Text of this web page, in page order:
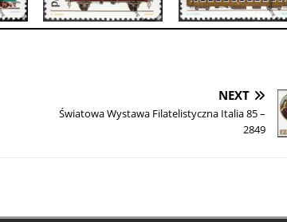
NEXT
Światowa Wystawa Filatelistyczna Italia 85 –
2849